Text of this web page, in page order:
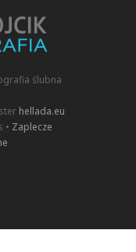
ślubna
hellada.eu
• Zaplecze